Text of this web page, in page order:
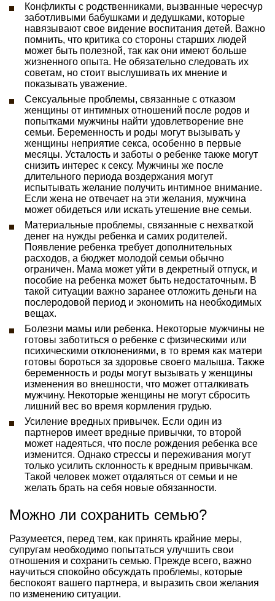
Конфликты с родственниками, вызванные чересчур
заботливыми бабушками и дедушками, которые
навязывают свое видение воспитания детей. Важно
помнить, что критика со стороны старших людей
может быть полезной, так как они имеют больше
жизненного опыта. Не обязательно следовать их
советам, но стоит выслушивать их мнение и
показывать уважение.
Сексуальные проблемы, связанные с отказом
женщины от интимных отношений после родов и
попытками мужчины найти удовлетворение вне
семьи. Беременность и роды могут вызывать у
женщины неприятие секса, особенно в первые
месяцы. Усталость и заботы о ребенке также могут
снизить интерес к сексу. Мужчины же после
длительного периода воздержания могут
испытывать желание получить интимное внимание.
Если жена не отвечает на эти желания, мужчина
может обидеться или искать утешение вне семьи.
Материальные проблемы, связанные с нехваткой
денег на нужды ребенка и самих родителей.
Появление ребенка требует дополнительных
расходов, а бюджет молодой семьи обычно
ограничен. Мама может уйти в декретный отпуск, и
пособие на ребенка может быть недостаточным. В
такой ситуации важно заранее отложить деньги на
послеродовой период и экономить на необходимых
вещах.
Болезни мамы или ребенка. Некоторые мужчины не
готовы заботиться о ребенке с физическими или
психическими отклонениями, в то время как матери
готовы бороться за здоровье своего малыша. Также
беременность и роды могут вызывать у женщины
изменения во внешности, что может отталкивать
мужчину. Некоторые женщины не могут сбросить
лишний вес во время кормления грудью.
Усиление вредных привычек. Если один из
партнеров имеет вредные привычки, то второй
может надеяться, что после рождения ребенка все
изменится. Однако стрессы и переживания могут
только усилить склонность к вредным привычкам.
Такой человек может отдаляться от семьи и не
желать брать на себя новые обязанности.
Можно ли сохранить семью?
Разумеется, перед тем, как принять крайние меры,
супругам необходимо попытаться улучшить свои
отношения и сохранить семью. Прежде всего, важно
научиться спокойно обсуждать проблемы, которые
беспокоят вашего партнера, и выразить свои желания
по изменению ситуации.